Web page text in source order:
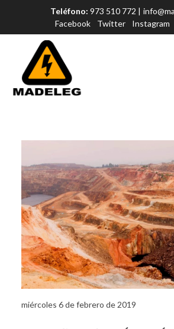
Teléfono: 973 510 772 |
Facebook
Twitter Instagram
miércoles 6 de febrero de 2019